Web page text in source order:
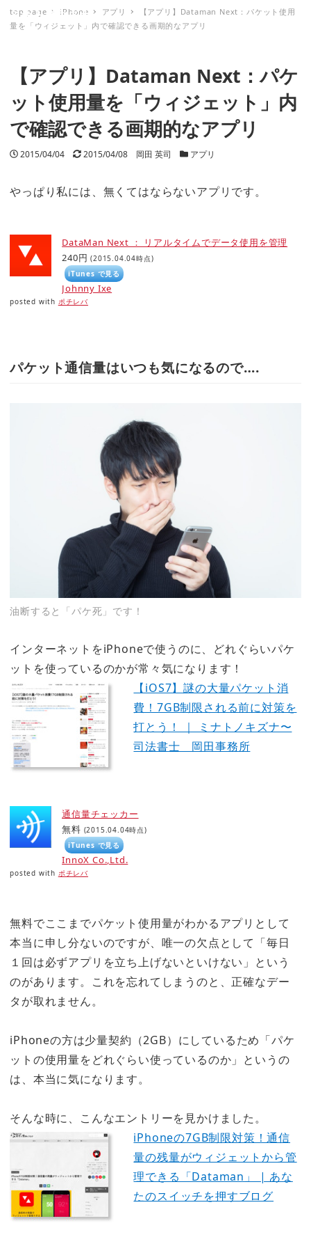
ミナトノキズナ
top page iPhone アプリ
【アプリ】Dataman Next：パケット使用
量を「ウィジェット」内で確認できる画期的なアプリ
【アプリ】Dataman Next：パケ
ット使用量を「ウィジェット」内
で確認できる画期的なアプリ
投稿日
2015/04/04 更新日
2015/04/08 著者
岡田 英司 カテゴリー
アプリ
やっぱり私には、無くてはならないアプリです。
DataMan Next ： リアルタイムでデータ使用を管理
240円 (2015.04.04時点)
iTunes で見る
Johnny Ixe
posted with ポチレバ
パケット通信量はいつも気になるので….
油断すると「パケ死」です！
インターネットをiPhoneで使うのに、どれぐらいパケ
ットを使っているのかが常々気になります！
【iOS7】謎の大量パケット消
費！7GB制限される前に対策を
打とう！ ｜ ミナトノキズナ〜
司法書士 岡田事務所
通信量チェッカー
無料 (2015.04.04時点)
iTunes で見る
InnoX Co.,Ltd.
posted with ポチレバ
無料でここまでパケット使用量がわかるアプリとして
本当に申し分ないのですが、唯一の欠点として 「毎日
１回は必ずアプリを立ち上げないといけない」 という
のがあります。これを忘れてしまうのと、正確なデー
タが取れません。
iPhoneの方は少量契約（2GB）にしているため「パケ
ットの使用量をどれぐらい使っているのか」というの
は、本当に気になります。
そんな時に、こんなエントリーを見かけました。
iPhoneの7GB制限対策！通信
量の残量がウィジェットから管
理できる「Dataman」 | あな
たのスイッチを押すブログ